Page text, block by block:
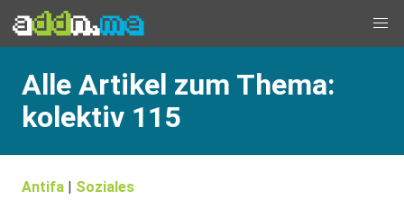
Alle Artikel zum Thema:
kolektiv 115
Antifa | Soziales